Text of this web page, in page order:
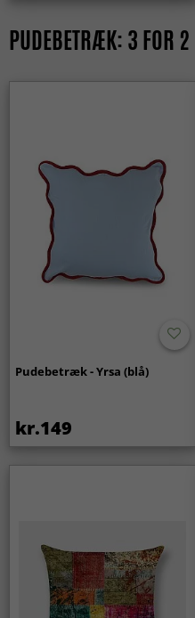
PUDEBETRÆK: 3 FOR
Pudebetræk - Yrsa (blå)
kr.149